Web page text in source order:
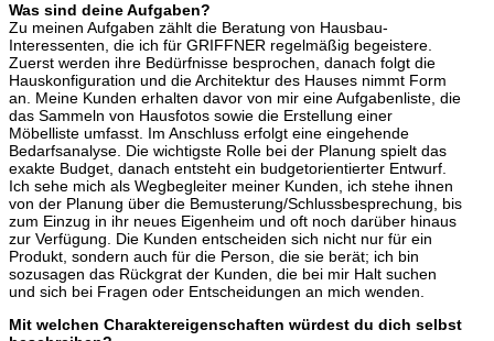
Was sind deine Aufgaben?
Zu meinen Aufgaben zählt die Beratung von Hausbau-
Interessenten, die ich für GRIFFNER regelmäßig begeistere.
Zuerst werden ihre Bedürfnisse besprochen, danach folgt die
Hauskonfiguration und die Architektur des Hauses nimmt Form
an. Meine Kunden erhalten davor von mir eine Aufgabenliste, die
das Sammeln von Hausfotos sowie die Erstellung einer
Möbelliste umfasst. Im Anschluss erfolgt eine eingehende
Bedarfsanalyse. Die wichtigste Rolle bei der Planung spielt das
exakte Budget, danach entsteht ein budgetorientierter Entwurf.
Ich sehe mich als Wegbegleiter meiner Kunden, ich stehe ihnen
von der Planung über die Bemusterung/Schlussbesprechung, bis
zum Einzug in ihr neues Eigenheim und oft noch darüber hinaus
zur Verfügung. Die Kunden entscheiden sich nicht nur für ein
Produkt, sondern auch für die Person, die sie berät; ich bin
sozusagen das Rückgrat der Kunden, die bei mir Halt suchen
und sich bei Fragen oder Entscheidungen an mich wenden.
Mit welchen Charaktereigenschaften würdest du dich selbst